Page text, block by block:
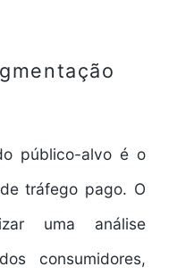
público-alvo é o
tráfego pago. O
uma análise
consumidores,